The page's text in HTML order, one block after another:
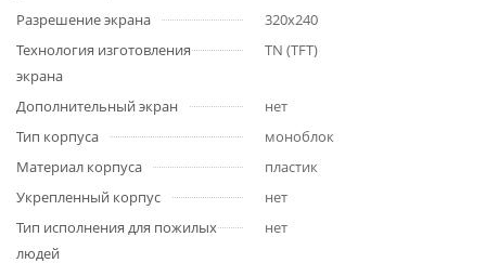
Разрешение экрана
320x240
Технология изготовления
экрана
TN (TFT)
Дополнительный экран
нет
Тип корпуса
моноблок
Материал корпуса
пластик
Укрепленный корпус
нет
Тип исполнения для пожилых
людей
нет